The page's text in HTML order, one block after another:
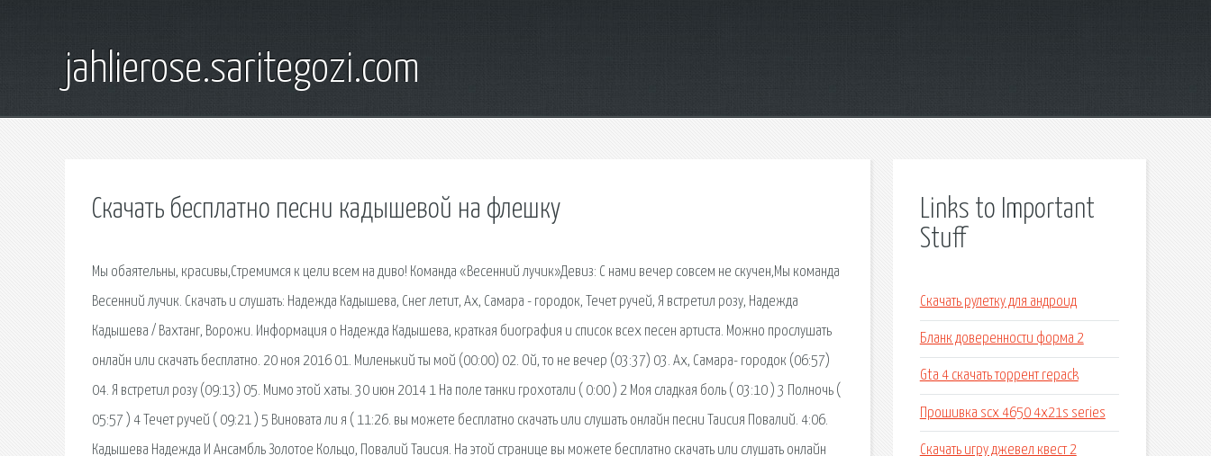
jahlierose.saritegozi.com
Скачать бесплатно песни кадышевой на флешку
Мы обаятельны, красивы,Стремимся к цели всем на диво! Команда «Весенний лучик»Девиз: С нами вечер совсем не скучен,Мы команда
Весенний лучик. Скачать и слушать: Надежда Кадышева, Снег летит, Ах, Самара - городок, Течет ручей, Я встретил розу, Надежда
Кадышева / Вахтанг, Ворожи. Информация о Надежда Кадышева, краткая биография и список всех песен артиста. Можно прослушать
онлайн или скачать бесплатно. 20 ноя 2016 01. Миленький ты мой (00:00) 02. Ой, то не вечер (03:37) 03. Ах, Самара- городок (06:57)
04. Я встретил розу (09:13) 05. Мимо этой хаты. 30 июн 2014 1 На поле танки грохотали ( 0:00 ) 2 Моя сладкая боль ( 03:10 ) 3 Полночь (
05:57 ) 4 Течет ручей ( 09:21 ) 5 Виновата ли я ( 11:26. вы можете бесплатно скачать или слушать онлайн песни Таисия Повалий. 4:06.
Кадышева Надежда И Ансамбль Золотое Кольцо, Повалий Таисия. На этой странице вы можете бесплатно скачать или слушать онлайн
Links to Important
Stuff
Скачать рулетку для андроид
Бланк доверенности форма 2
Gta 4 скачать торрент repack
Прошивка scx 4650 4x21s series
Скачать игру джевел квест 2